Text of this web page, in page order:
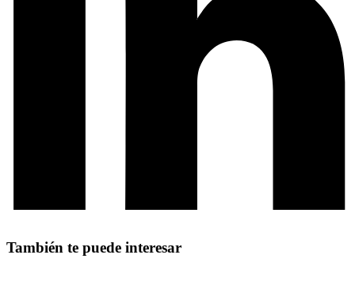
También te puede interesar